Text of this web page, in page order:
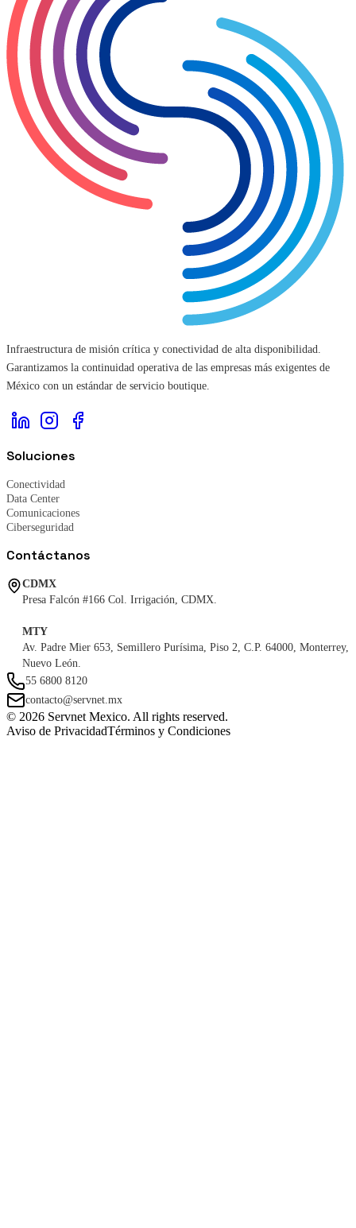
Infraestructura de misión crítica y conectividad de alta disponibilidad.
Garantizamos la continuidad operativa de las empresas más exigentes de
México con un estándar de servicio boutique.
Soluciones
Conectividad
Data Center
Comunicaciones
Ciberseguridad
Contáctanos
CDMX
Presa Falcón #166 Col. Irrigación, CDMX.
MTY
Av. Padre Mier 653, Semillero Purísima, Piso 2, C.P. 64000, Monterrey,
Nuevo León.
55 6800 8120
contacto@servnet.mx
© 2026 Servnet Mexico. All rights reserved.
Aviso de PrivacidadTérminos y Condiciones